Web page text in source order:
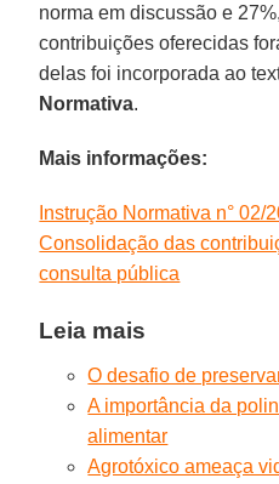
norma em discussão e
contribuições oferecidas
delas foi incorporada ao
Normativa.
Mais informações:
Instrução Normativa n° 02/
Consolidação das
consulta pública
Leia mais
O desafio de
A importância da
alimentar
Agrotóxico ameaça